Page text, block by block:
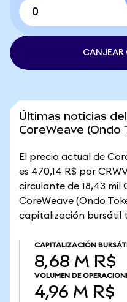
CANJEAR
Últimas noticias
CoreWeave (Ondo
El precio actual de
es 470,14 R$ por
circulante de 18,43 mil
CoreWeave (Ondo
capitalización bursátil
CAPITALIZACIÓN
8,68 M R$
VOLUMEN DE
4,96 M R$